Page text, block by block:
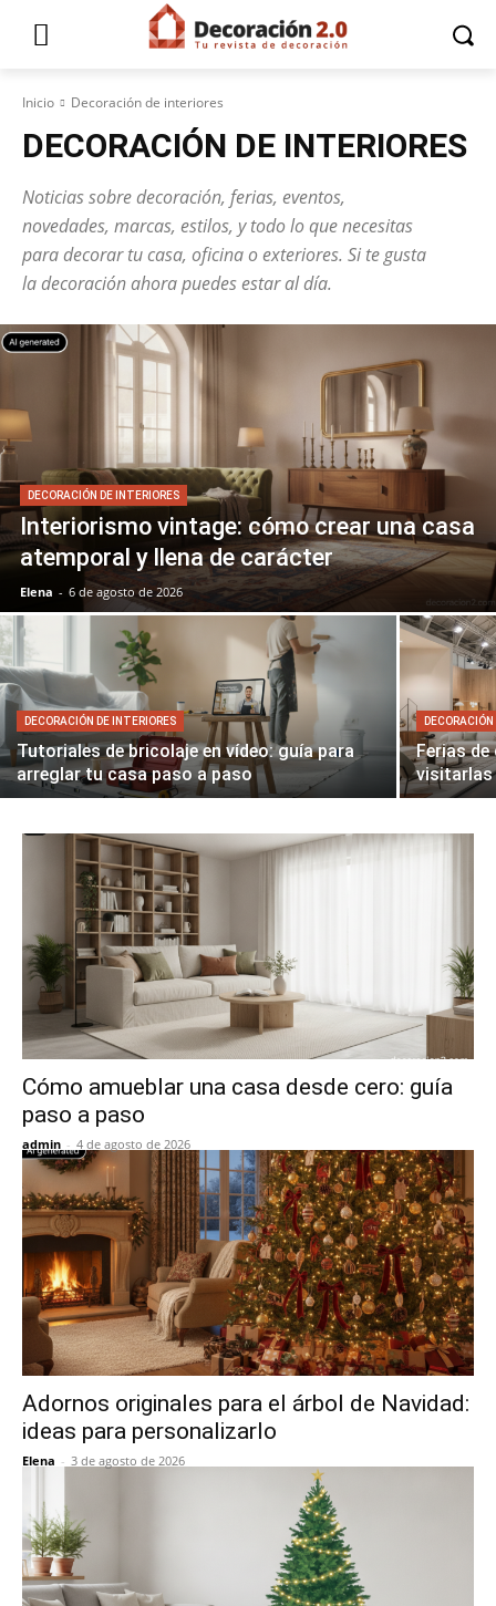
Inicio Decoración de interiores
DECORACIÓN DE INTERIORES
Noticias sobre decoración, ferias, eventos,
novedades, marcas, estilos, y todo lo que necesitas
para decorar tu casa, oficina o exteriores. Si te gusta
la decoración ahora puedes estar al día.
DECORACIÓN DE INTERIORES
Interiorismo vintage: cómo crear una casa
atemporal y llena de carácter
Elena - 6 de agosto de 2026
DECORACIÓN DE INTERIORES
Tutoriales de bricolaje en vídeo: guía para
arreglar tu casa paso a paso
Ferias
visitarlas
Cómo amueblar una casa desde cero: guía
paso a paso
admin - 4 de agosto de 2026
Adornos originales para el árbol de Navidad:
ideas para personalizarlo
Elena - 3 de agosto de 2026